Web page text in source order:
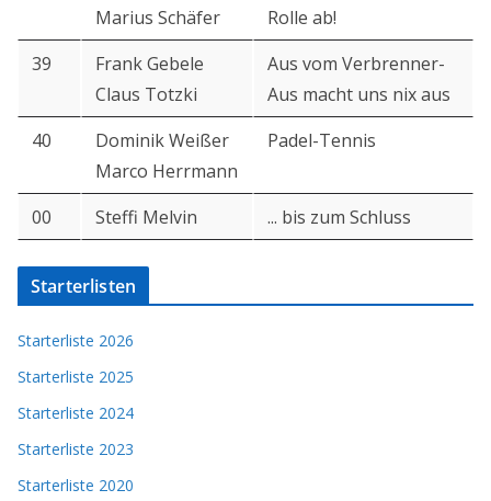
Marius Schäfer
Rolle ab!
39
Frank Gebele
Claus Totzki
Aus vom Verbrenner-
Aus macht uns nix aus
40
Dominik Weißer
Marco Herrmann
Padel-Tennis
00 Steffi Melvin ... bis zum Schluss
Starterlisten
Starterliste 2026
Starterliste 2025
Starterliste 2024
Starterliste 2023
Starterliste 2020